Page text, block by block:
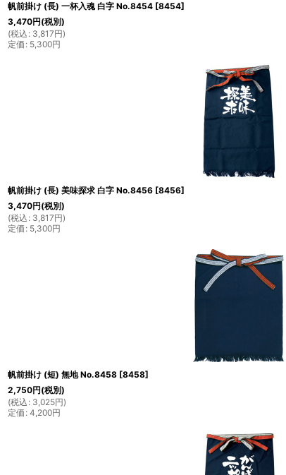
帆前掛け (長) 一杯入魂 白字 No.8454 [8454]
3,470円(税別)
(税込 : 3,817円)
定価 : 5,300円
帆前掛け (長) 美味探求 白字 No.8456 [8456]
3,470円(税別)
(税込 : 3,817円)
定価 : 5,300円
帆前掛け (短) 無地 No.8458 [8458]
2,750円(税別)
(税込 : 3,025円)
定価 : 4,200円